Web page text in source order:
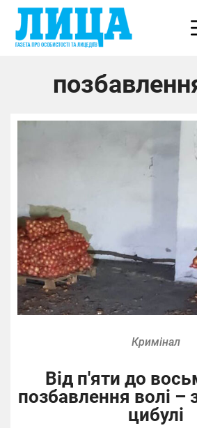
Кримінал
Від п'яти до
позбавлення волі –
цибулі